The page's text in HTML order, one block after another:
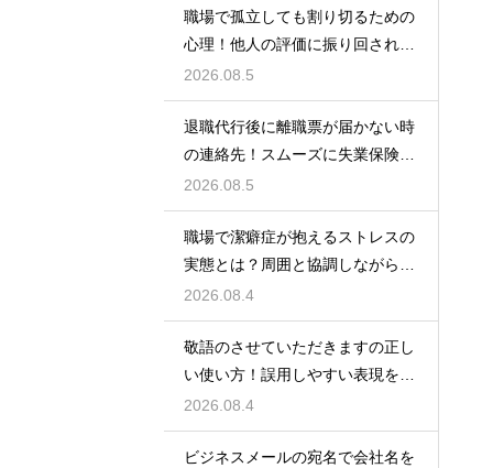
職場で孤立しても割り切るための
心理！他人の評価に振り回されな
いための術
2026.08.5
退職代行後に離職票が届かない時
の連絡先！スムーズに失業保険を
もらう術
2026.08.5
職場で潔癖症が抱えるストレスの
実態とは？周囲と協調しながら快
適に働く術
2026.08.4
敬語のさせていただきますの正し
い使い方！誤用しやすい表現を理
解する術
2026.08.4
ビジネスメールの宛名で会社名を